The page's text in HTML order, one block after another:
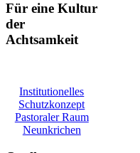
Für eine Kultur
der
Achtsamkeit
Institutionelles
Schutzkonzept
Pastoraler Raum
Neunkrichen